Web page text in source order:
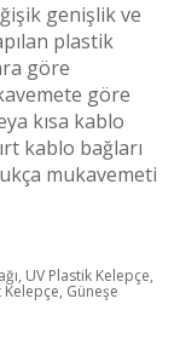
genişlik ve
plastik
göre
göre
kısa kablo
kablo bağları
mukavemeti
UV Plastik Kelepçe,
Kelepçe, Güneşe